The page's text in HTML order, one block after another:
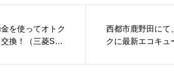
を使ってオトク
換！（三菱SRT
西都市鹿野田にて
クに最新エコキュ